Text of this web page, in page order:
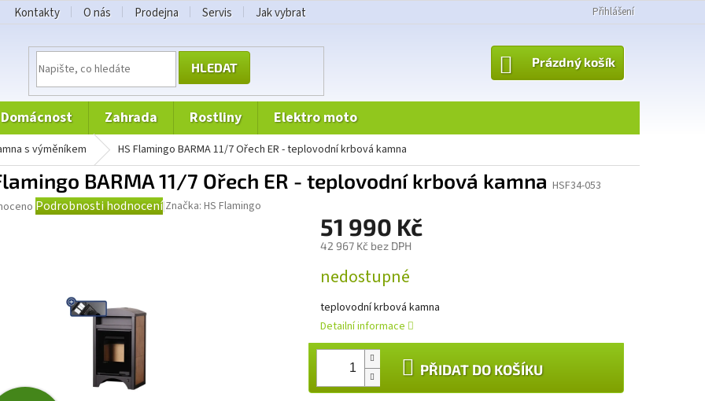
Kontakty O nás Prodejna Servis Jak vybrat Přihlášení
HLEDAT
NÁKUPNÍ
KOŠÍK
Prázdný košík
domácnost zahrada rostliny elektro moto
s výměníkem HS Flamingo BARMA 11/7 Ořech ER - teplovodní krbová kamna
BARMA 11/7 Ořech ER - teplovodní krbová kamna HSF34-053
Podrobnosti hodnocení Značka: HS Flamingo
51 990 Kč
42 967 Kč bez DPH
cena:
nedostupné
PŘIDAT DO KOŠÍKU
teplovodní krbová kamna
Detailní informace